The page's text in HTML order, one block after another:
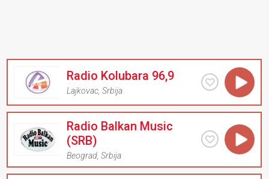
Radio Kolubara 96,9
Lajkovac ,Srbija
Radio Balkan Music
(SRB)
Beograd ,Srbija